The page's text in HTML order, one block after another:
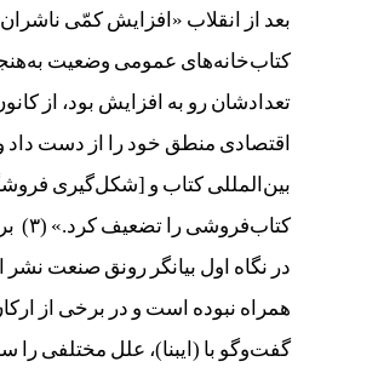
بعد از انقلاب «افزایش کمّی
کتاب‌خانه‌های عمومی وضعیت
تعدادشان رو به افزایش بود، از
اقتصادی منطق خود را از دست داد و
همراه نبوده است و در برخی از
گفت‌وگو با (ایبنا)، علل مختلفی